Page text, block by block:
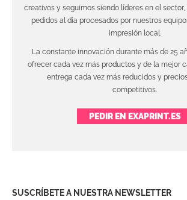
creativos y seguimos siendo líderes en el sector,
pedidos al día procesados por nuestros
impresión local.
La constante innovación durante más de 25
ofrecer cada vez más productos y de la mejor
entrega cada vez más reducidos y
competitivos.
PEDIR EN EXAPRINT.ES
SUSCRÍBETE A NUESTRA NEWSLETTER